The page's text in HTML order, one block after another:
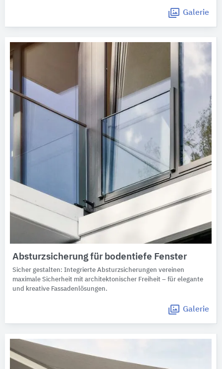
Galerie
Absturzsicherung für bodentiefe Fenster
Sicher gestalten: Integrierte Absturzsicherungen vereinen
maximale Sicherheit mit architektonischer Freiheit – für elegante
und kreative Fassadenlösungen.
Galerie